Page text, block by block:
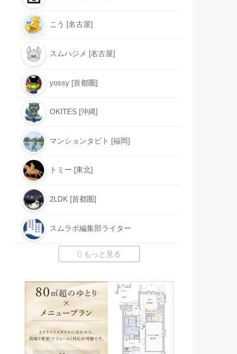
こう [名古屋]
スムハジメ [名古屋]
yossy [首都圏]
OKITES [沖縄]
マンションタビト [福岡]
トミー [東北]
2LDK [首都圏]
スムラボ編集部ライター
もっと見る